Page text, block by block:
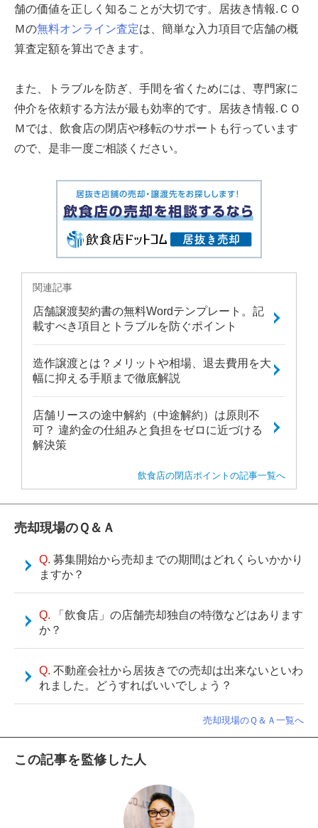
舗の価値を正しく知ることが大切です。居抜き情報.ＣＯ
Ｍの無料オンライン査定は、簡単な入力項目で店舗の概
算査定額を算出できます。
また、トラブルを防ぎ、手間を省くためには、専門家に
仲介を依頼する方法が最も効率的です。居抜き情報.ＣＯ
Ｍでは、飲食店の閉店や移転のサポートも行っています
ので、是非一度ご相談ください。
関連記事
店舗譲渡契約書の無料Wordテンプレート。記
載すべき項目とトラブルを防ぐポイント
造作譲渡とは？メリットや相場、退去費用を大
幅に抑える手順まで徹底解説
店舗リースの途中解約（中途解約）は原則不
可？ 違約金の仕組みと負担をゼロに近づける
解決策
飲食店の閉店ポイントの記事一覧へ
売却現場のＱ＆Ａ
募集開始から売却までの期間はどれくらいかかり
ますか？
「飲食店」の店舗売却独自の特徴などはあります
か？
不動産会社から居抜きでの売却は出来ないといわ
れました。どうすればいいでしょう？
売却現場のＱ＆Ａ一覧へ
この記事を監修した人